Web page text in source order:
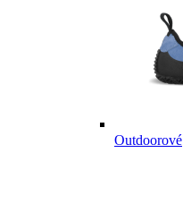
Outdoorové